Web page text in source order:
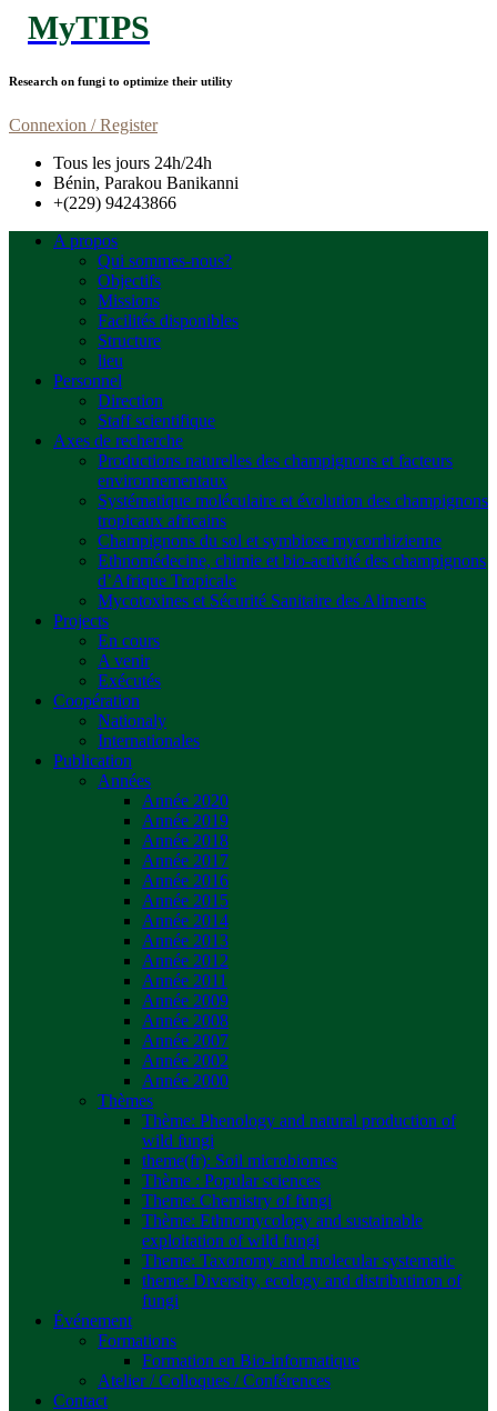
MyTIPS
Research on fungi to optimize their utility
Connexion / Register
Tous les jours 24h/24h
Bénin, Parakou Banikanni
+(229) 94243866
A propos
Qui sommes-nous?
Objectifs
Missions
Facilités disponibles
Structure
lieu
Personnel
Direction
Staff scientifique
Axes de recherche
Productions naturelles des champignons et facteurs
environnementaux
Systématique moléculaire et évolution des champignons
tropicaux africains
Champignons du sol et symbiose mycorrhizienne
Ethnomédecine, chimie et bio-activité des champignons
d’Afrique Tropicale
Mycotoxines et Sécurité Sanitaire des Aliments
Projects
En cours
A venir
Exécutés
Coopération
Nationaly
Internationales
Publication
Années
Année 2020
Année 2019
Année 2018
Année 2017
Année 2016
Année 2015
Année 2014
Année 2013
Année 2012
Année 2011
Année 2009
Année 2008
Année 2007
Année 2002
Année 2000
Thèmes
Thème: Phenology and natural production of
wild fungi
theme(fr): Soil microbiomes
Thème : Popular sciences
Theme: Chemistry of fungi
Thème: Ethnomycology and sustainable
exploitation of wild fungi
Theme: Taxonomy and molecular systematic
theme: Diversity, ecology and distributinon of
fungi
Événement
Formations
Formation en Bio-informatique
Atelier / Colloques / Conférences
Contact